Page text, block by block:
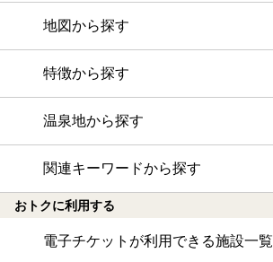
地図から探す
特徴から探す
温泉地から探す
関連キーワードから探す
おトクに利用する
電子チケットが利用できる施設一覧